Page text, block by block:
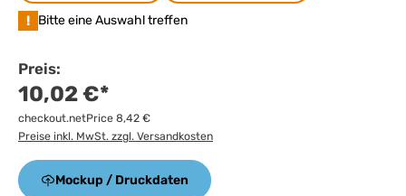
! Bitte eine Auswahl treffen
Preis:
10,02 €*
checkout.netPrice 8,42 €
Preise inkl. MwSt. zzgl. Versandkosten
Mockup / Druckdaten